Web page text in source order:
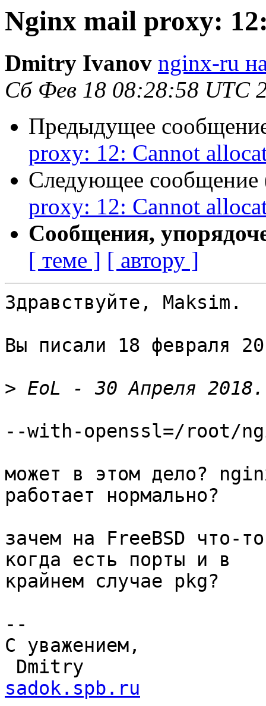
Nginx mail proxy:
Dmitry Ivanov nginx-ru
Сб Фев 18 08:28:58 UTC
Предыдущее
proxy: 12: Cannot
Следующее сообщение
proxy: 12: Cannot
Сообщения,
[ теме ] [ автору ]
Здравствуйте, Maksim.
Вы писали 18 февраля
>
--with-openssl=/root/
может в этом дело?
работает нормально?
зачем на FreeBSD что-
когда есть порты и в
крайнем случае pkg?
--
С уважением,
sadok.spb.ru